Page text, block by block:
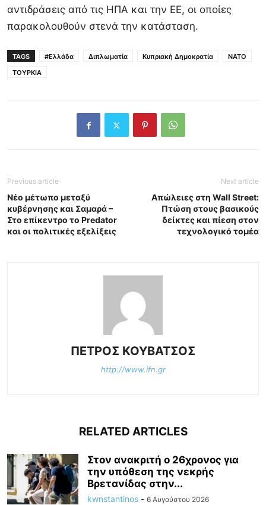
αντιδράσεις από τις ΗΠΑ και την ΕΕ, οι οποίες
παρακολουθούν στενά την κατάσταση.
TAGS #Ελλάδα Διπλωματία Κυπριακή Δημοκρατία
ΝΑΤΟ
ΤΟΥΡΚΙΑ
Previous article
Νέο μέτωπο μεταξύ
κυβέρνησης και Σαμαρά –
Στο επίκεντρο το Predator
και οι πολιτικές εξελίξεις
Next article
Απώλειες στη Wall Street:
Πτώση στους βασικούς
δείκτες και πίεση στον
τεχνολογικό τομέα
ΠΕΤΡΟΣ ΚΟΥΒΑΤΣΟΣ
http://www.ifn.gr
RELATED ARTICLES
Στον ανακριτή ο 26χρονος για
την υπόθεση της νεκρής
Βρετανίδας στην...
kwnstantinos - 6 Αυγούστου 2026